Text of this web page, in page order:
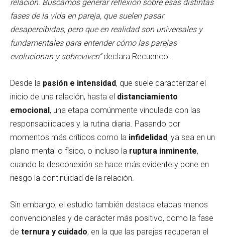
relación. Buscamos generar reflexión sobre esas distintas
fases de la vida en pareja, que suelen pasar
desapercibidas, pero que en realidad son universales y
fundamentales para entender cómo las parejas
evolucionan y sobreviven”declara Recuenco.
Desde la pasión e intensidad, que suele caracterizar el
inicio de una relación, hasta el distanciamiento
emocional, una etapa comúnmente vinculada con las
responsabilidades y la rutina diaria. Pasando por
momentos más críticos como la infidelidad, ya sea en un
plano mental o físico, o incluso la ruptura inminente,
cuando la desconexión se hace más evidente y pone en
riesgo la continuidad de la relación.
Sin embargo, el estudio también destaca etapas menos
convencionales y de carácter más positivo, como la fase
de ternura y cuidado, en la que las parejas recuperan el